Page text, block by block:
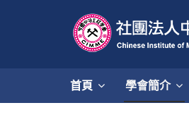
首頁 學會簡介